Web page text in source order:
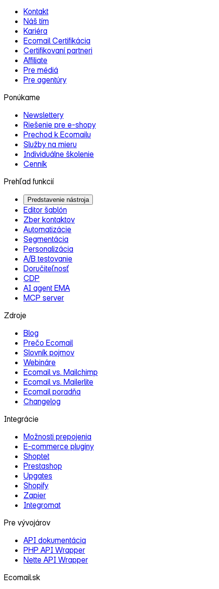
Kontakt
Náš tím
Kariéra
Ecomail Certifikácia
Certifikovaní partneri
Affiliate
Pre médiá
Pre agentúry
Ponúkame
Newslettery
Riešenie pre e‑shopy
Prechod k Ecomailu
Služby na mieru
Individuálne školenie
Cenník
Prehľad funkcií
Predstavenie nástroja
Editor šablón
Zber kontaktov
Automatizácie
Segmentácia
Personalizácia
A/B testovanie
Doručiteľnosť
CDP
AI agent EMA
MCP server
Zdroje
Blog
Prečo Ecomail
Slovník pojmov
Webináre
Ecomail vs. Mailchimp
Ecomail vs. Mailerlite
Ecomail poradňa
Changelog
Integrácie
Možnosti prepojenia
E‑commerce pluginy
Shoptet
Prestashop
Upgates
Shopify
Zapier
Integromat
Pre vývojárov
API dokumentácia
PHP API Wrapper
Nette API Wrapper
Ecomail.sk